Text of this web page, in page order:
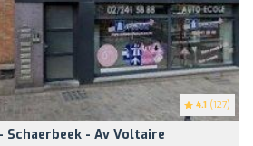
4.1 (127)
- Av Voltaire